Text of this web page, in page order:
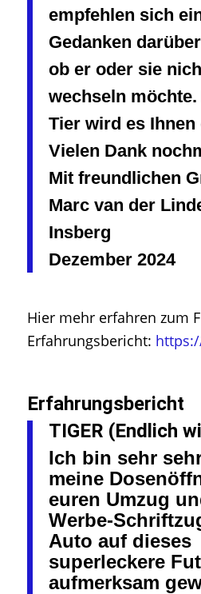
empfehlen sich
Gedanken
ob er oder sie
wechseln
Tier wird es Ihnen
Vielen Dank
Mit freundlichen
Marc van der
Insberg
Dezember 2024
Hier mehr erfahren zum
Erfahrungsbericht:
Erfahrungsbericht
TIGER (Endlich
Ich bin sehr
meine
euren Umzug
Werbe-
Auto auf dieses
superleckere
aufmerksam